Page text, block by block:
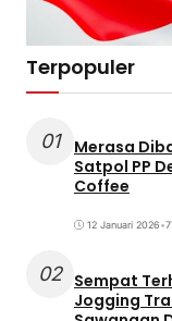
Terpopuler
01
Merasa
Satpol PP
Coffee
12 Januari 2026•
02 Sempat
Jogging